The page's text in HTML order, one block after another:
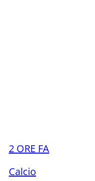
2 ORE FA
Calcio